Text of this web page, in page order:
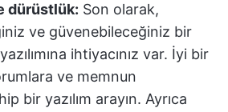
dürüstlük: Son olarak,
ve güvenebileceğiniz bir
ihtiyacınız var. İyi bir
ve memnun
bir yazılım arayın. Ayrıca